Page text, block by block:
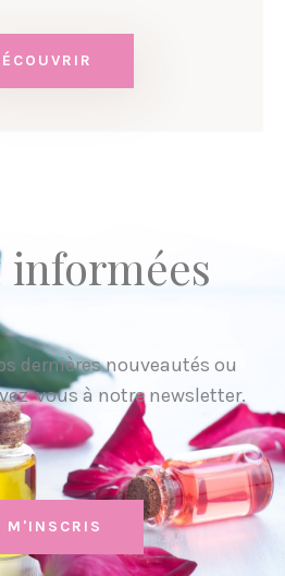
informées
dernières nouveautés ou
vous à notre newsletter.
M'INSCRIS